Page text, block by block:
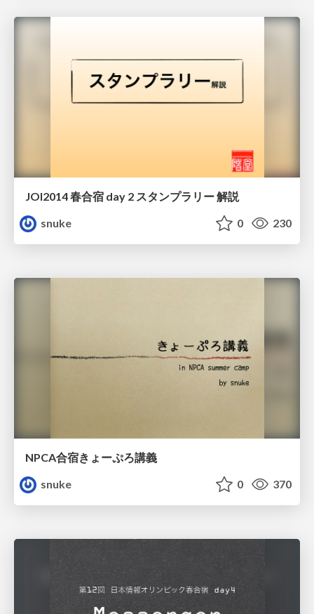
JOI2014 春合宿 day 2 スタンプラリー 解説
snuke
0 230
NPCA合宿きょーぷろ講義
snuke
0 370